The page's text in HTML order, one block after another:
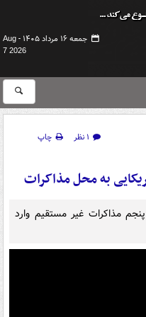
جمعه ۱۶ مرداد ۱۴۰۵ -
Aug
7 2026
۱ نظر
چاپ
به محل مذاکرات
مذاکرات غیر مستقیم وارد